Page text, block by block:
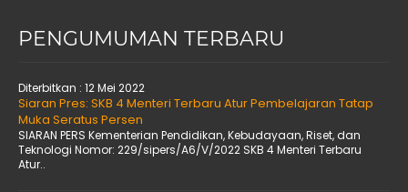
PENGUMUMAN TERBARU
Diterbitkan : 12 Mei 2022
Siaran Pres: SKB 4 Menteri Terbaru Atur Pembelajaran Tatap
Muka Seratus Persen
SIARAN PERS Kementerian Pendidikan, Kebudayaan, Riset, dan
Teknologi Nomor: 229/sipers/A6/V/2022 SKB 4 Menteri Terbaru
Atur..